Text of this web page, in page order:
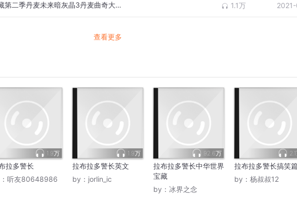
拉布拉多警长世界宝藏第二季丹麦未来暗灰晶3丹麦曲奇大作战 1.1万
查看更多
1.9万
拉多警长
听友80648986
1.9万
拉布拉多警长英文
by： jorlin_ic
92.6万
拉布拉多警长中华世界
宝藏
by： 冰界之念
拉布拉多警长搞笑篇
by： 杨叔叔12